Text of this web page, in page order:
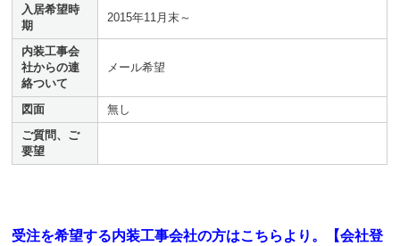
入居希望時
期
2015年11月末～
内装工事会
社からの連
絡ついて
メール希望
図面
無し
ご質問、ご
要望
受注を希望する内装工事会社の方はこちらより。【会社登